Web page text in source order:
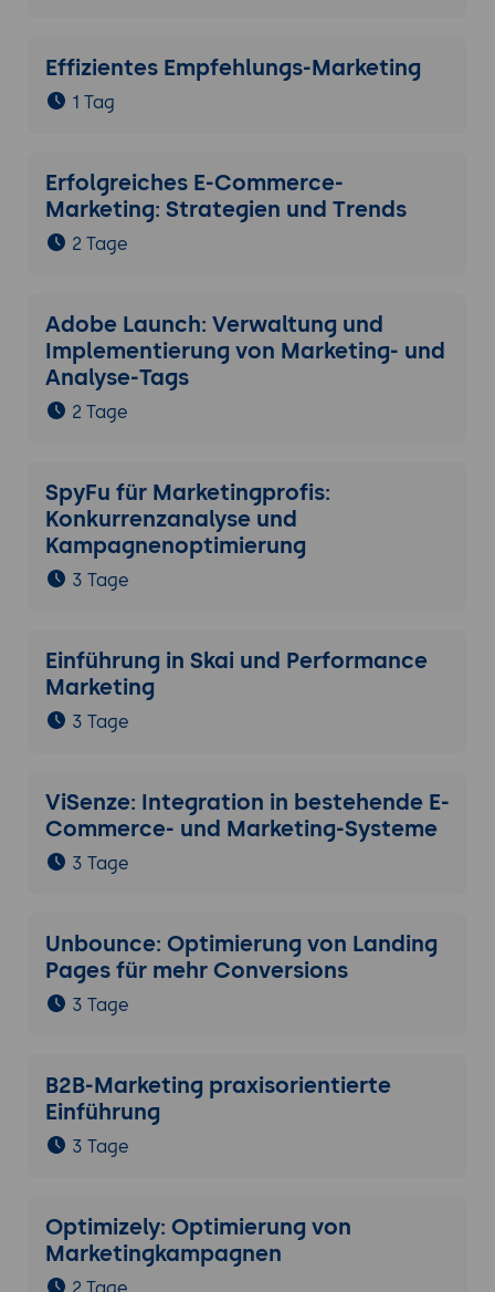
Effizientes Empfehlungs-Marketing
1 Tag
Erfolgreiches E-Commerce-
Marketing: Strategien und Trends
2 Tage
Adobe Launch: Verwaltung und
Implementierung von Marketing- und
Analyse-Tags
2 Tage
SpyFu für Marketingprofis:
Konkurrenzanalyse und
Kampagnenoptimierung
3 Tage
Einführung in Skai und Performance
Marketing
3 Tage
ViSenze: Integration in bestehende E-
Commerce- und Marketing-Systeme
3 Tage
Unbounce: Optimierung von Landing
Pages für mehr Conversions
3 Tage
B2B-Marketing praxisorientierte
Einführung
3 Tage
Optimizely: Optimierung von
Marketingkampagnen